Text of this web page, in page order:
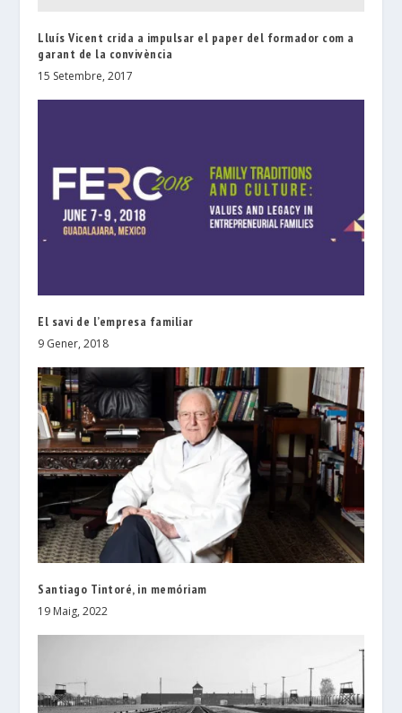
Lluís Vicent crida a impulsar el paper del formador com a
garant de la convivència
15 Setembre, 2017
El savi de l’empresa familiar
9 Gener, 2018
Santiago Tintoré, in memóriam
19 Maig, 2022